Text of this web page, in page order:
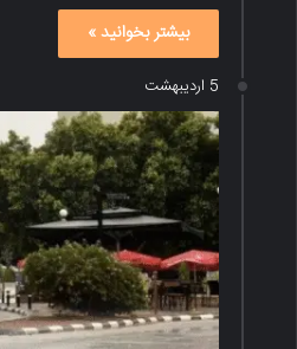
بیشتر بخوانید »
5 اردیبهشت